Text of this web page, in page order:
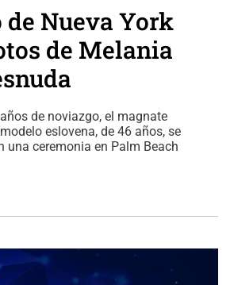
Nueva York
de Melania
de noviazgo, el magnate
eslovena, de 46 años, se
una ceremonia en Palm Beach